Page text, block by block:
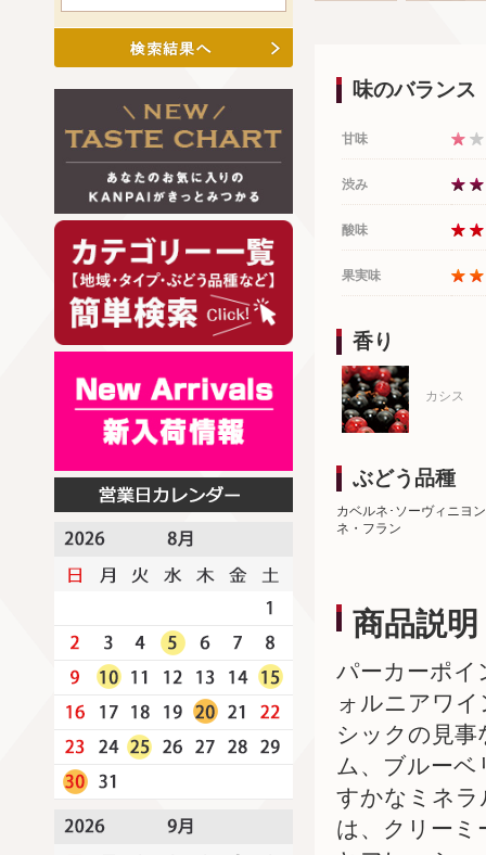
味のバランス
甘味
渋み
酸味
果実味
香り
カシス
ぶどう品種
カベルネ･ソーヴィニヨ
ネ・フラン
商品説明
パーカーポイ
ォルニアワ
シックの見
ム、ブルー
すかなミネ
は、クリーミ